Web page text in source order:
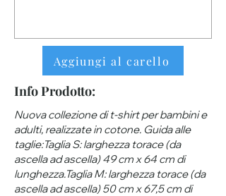
Aggiungi al carello
Info Prodotto:
Nuova collezione di t-shirt per bambini e
adulti, realizzate in cotone. Guida alle
taglie:Taglia S: larghezza torace (da
ascella ad ascella) 49 cm x 64 cm di
lunghezza.Taglia M: larghezza torace (da
ascella ad ascella) 50 cm x 67,5 cm di